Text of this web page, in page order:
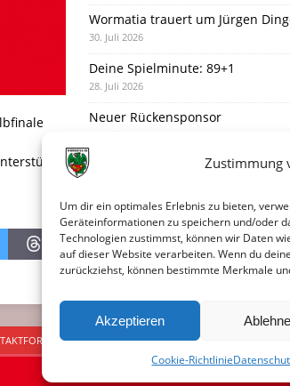
Zustimmung
Um dir ein optimales Erlebnis zu bieten,
Geräteinformationen zu speichern und/oder
Technologien zustimmst, können wir Daten
auf dieser Website verarbeiten. Wenn du
zurückziehst, können bestimmte Merkmale
Akzeptieren
Cookie-Richtlinie
Wormatia trauert um Jürgen
30. Juli 2026
Deine Spielminute: 89+1
28. Juli 2026
Neuer Rückensponsor
Neue Podcast-Folge: So tickt
DATENSCHUTZERKLÄRUNG